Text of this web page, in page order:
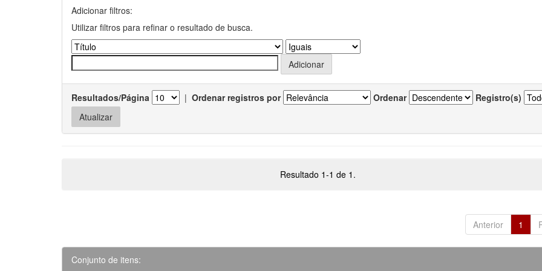
Adicionar filtros:
Utilizar filtros para refinar o resultado de busca.
Resultados/Página | Ordenar registros por Ordenar Registro(s)
Resultado 1-1 de 1.
Anterior 1
Conjunto de itens: